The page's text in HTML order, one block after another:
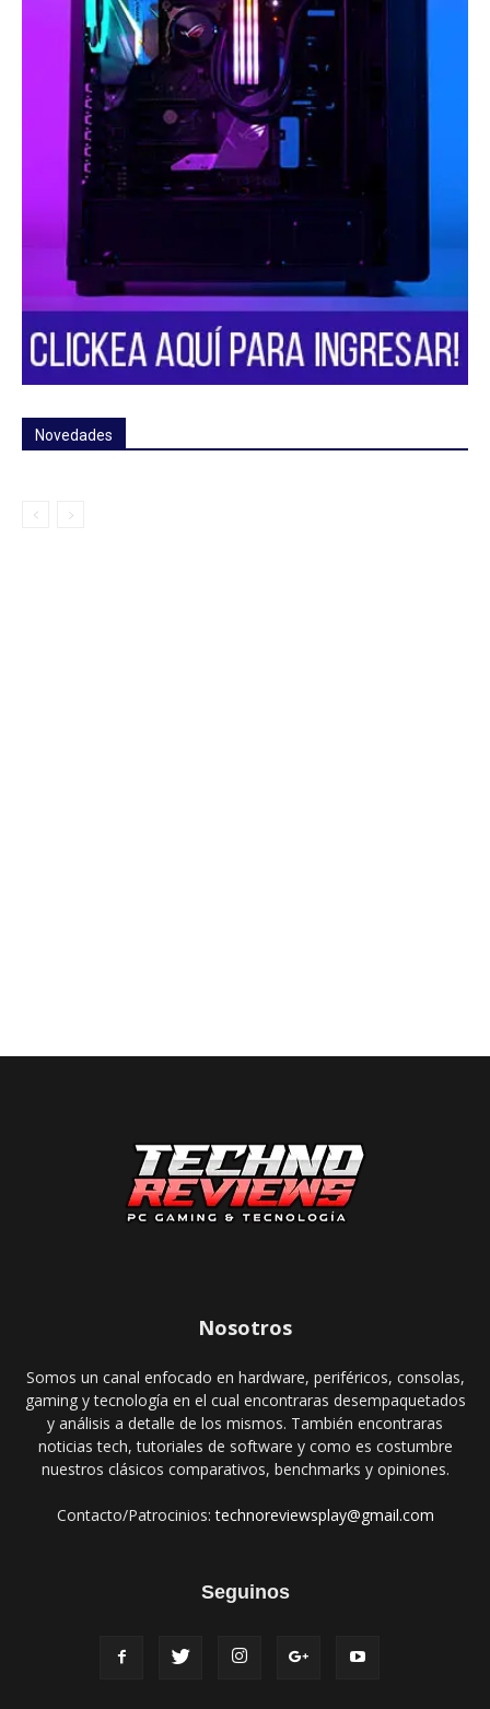
Novedades
Nosotros
Somos un canal enfocado en hardware, periféricos, consolas,
gaming y tecnología en el cual encontraras desempaquetados
y análisis a detalle de los mismos. También encontraras
noticias tech, tutoriales de software y como es costumbre
nuestros clásicos comparativos, benchmarks y opiniones.
Contacto/Patrocinios:technoreviewsplay@gmail.com
Seguinos